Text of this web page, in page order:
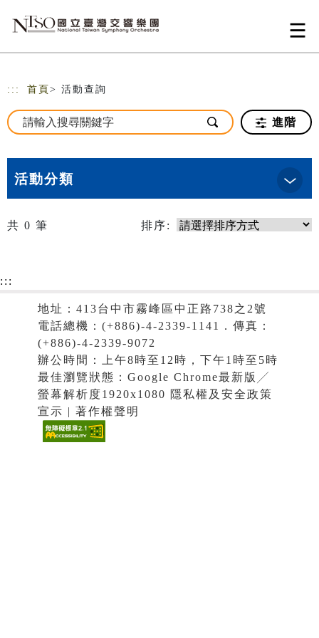
::: 首頁 > 活動查詢
進階
活動分類
共 0 筆 排序:
:::
地址：413台中市霧峰區中正路738之2號
電話總機：(+886)-4-2339-1141．傳真：
(+886)-4-2339-9072
辦公時間：上午8時至12時，下午1時至5時
最佳瀏覽狀態：Google Chrome最新版╱
螢幕解析度1920x1080 隱私權及安全政策
宣示 | 著作權聲明